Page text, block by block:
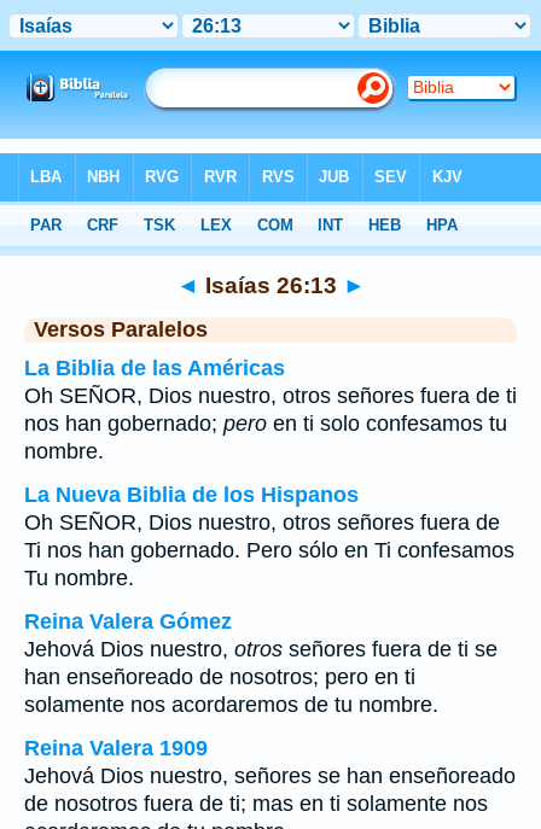
>Isaías > Capítulo 26> Verso 13
◄ Isaías 26:13 ►
Versos Paralelos
La Biblia de las Américas
Oh SEÑOR, Dios nuestro, otros señores fuera de ti
nos han gobernado; pero en ti solo confesamos tu
nombre.
La Nueva Biblia de los Hispanos
Oh SEÑOR, Dios nuestro, otros señores fuera de
Ti nos han gobernado. Pero sólo en Ti confesamos
Tu nombre.
Reina Valera Gómez
Jehová Dios nuestro, otros señores fuera de ti se
han enseñoreado de nosotros; pero en ti
solamente nos acordaremos de tu nombre.
Reina Valera 1909
Jehová Dios nuestro, señores se han enseñoreado
de nosotros fuera de ti; mas en ti solamente nos